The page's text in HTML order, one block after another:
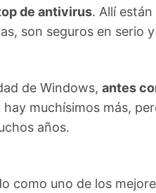
de antivirus. Allí
son seguros en serio
de Windows, antes
muchísimos más,
años.
como uno de los